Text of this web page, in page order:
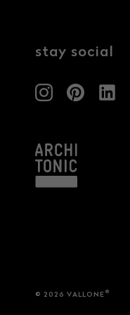
stay social
© 2026 VALLONE ®